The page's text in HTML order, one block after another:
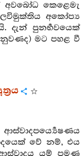
කෙළෙමැ
අකෝප්‍ය
දැන් පුනර්‍භවයෙක්
නුවණද) මට පහළ වී
වේ නම්, එය
යම් පමණ